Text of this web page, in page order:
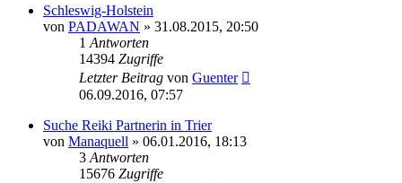
Schleswig-Holstein
von PADAWAN » 31.08.2015, 20:50
1 Antworten
14394 Zugriffe
Letzter Beitrag von Guenter
06.09.2016, 07:57
Suche Reiki Partnerin in Trier
von Manaquell » 06.01.2016, 18:13
3 Antworten
15676 Zugriffe